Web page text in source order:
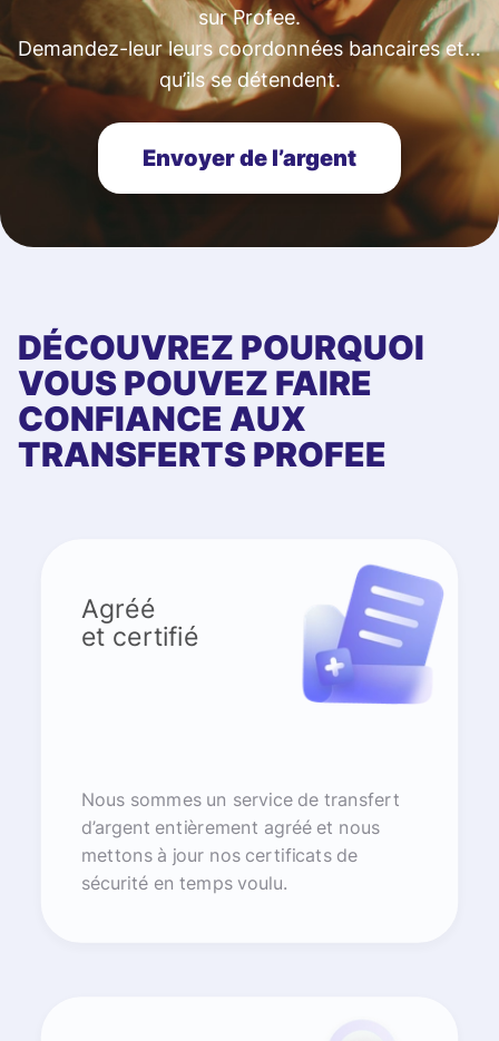
sur Profee.
Demandez-leur leurs coordonnées bancaires et…
qu’ils se détendent.
Envoyer de l’argent
DÉCOUVREZ POURQUOI
VOUS POUVEZ FAIRE
CONFIANCE AUX
TRANSFERTS PROFEE
Agréé
et certifié
Nous sommes un service de transfert
d’argent entièrement agréé et nous
mettons à jour nos certificats de
sécurité en temps voulu.